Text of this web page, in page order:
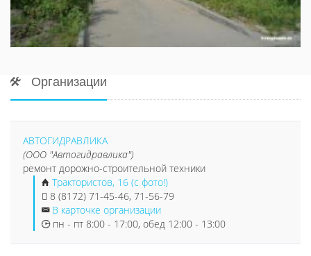
Организации
АВТОГИДРАВЛИКА
(ООО "Автогидравлика")
ремонт дорожно-строительной техники
Трактористов, 16 (с фото!)
8 (8172) 71-45-46, 71-56-79
В карточке организации
пн - пт 8:00 - 17:00, обед 12:00 - 13:00